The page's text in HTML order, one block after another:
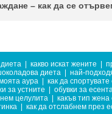
– как да се
какво искат жените
диета
най-
аура
как да
за устните
обувки за
целулита
какъв тип жена
как да отслабнем през